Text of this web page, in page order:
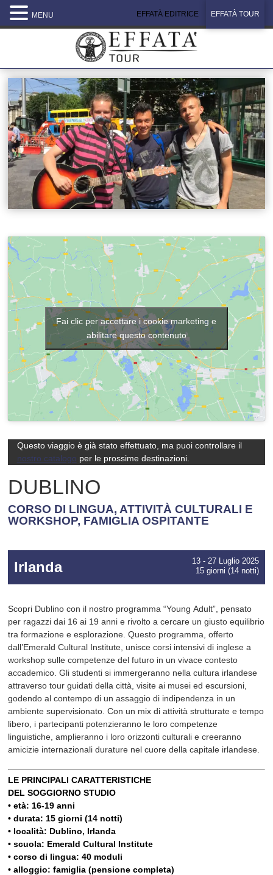
EFFATÀ EDITRICE EFFATÀ TOUR
Fai clic per accettare i cookie marketing e
abilitare questo contenuto
Questo viaggio è già stato effettuato, ma puoi controllare il
nostro catalogo per le prossime destinazioni.
DUBLINO
CORSO DI LINGUA, ATTIVITÀ CULTURALI E
WORKSHOP, FAMIGLIA OSPITANTE
Irlanda
13 - 27 Luglio 2025
15 giorni (14 notti)
Scopri Dublino con il nostro programma “Young Adult”, pensato
per ragazzi dai 16 ai 19 anni e rivolto a cercare un giusto equilibrio
tra formazione e esplorazione. Questo programma, offerto
dall’Emerald Cultural Institute, unisce corsi intensivi di inglese a
workshop sulle competenze del futuro in un vivace contesto
accademico. Gli studenti si immergeranno nella cultura irlandese
attraverso tour guidati della città, visite ai musei ed escursioni,
godendo al contempo di un assaggio di indipendenza in un
ambiente supervisionato. Con un mix di attività strutturate e tempo
libero, i partecipanti potenzieranno le loro competenze
linguistiche, amplieranno i loro orizzonti culturali e creeranno
amicizie internazionali durature nel cuore della capitale irlandese.
LE PRINCIPALI CARATTERISTICHE
DEL SOGGIORNO STUDIO
• età: 16-19 anni
• durata: 15 giorni (14 notti)
• località: Dublino, Irlanda
• scuola: Emerald Cultural Institute
• corso di lingua: 40 moduli
• alloggio: famiglia (pensione completa)
MENU